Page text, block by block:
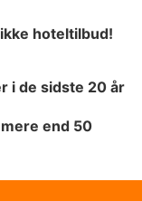
hoteltilbud!
i de sidste 20 år
end 50